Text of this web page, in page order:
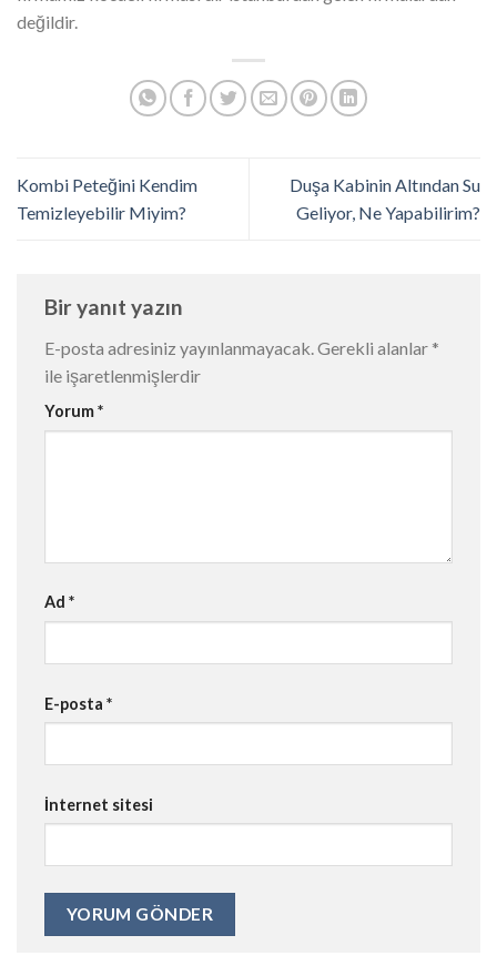
değildir.
Kombi Peteğini Kendim
Temizleyebilir Miyim?
Duşa Kabinin Altından Su
Geliyor, Ne Yapabilirim?
Bir yanıt yazın
E-posta adresiniz yayınlanmayacak.Gerekli alanlar *
ile işaretlenmişlerdir
Yorum*
Ad *
E-posta *
İnternet sitesi